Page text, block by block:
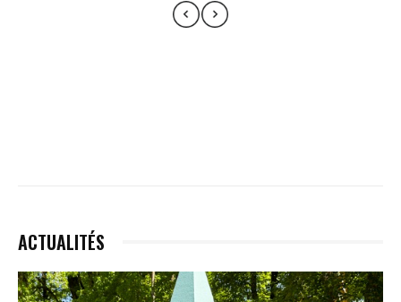
ACTUALITÉS